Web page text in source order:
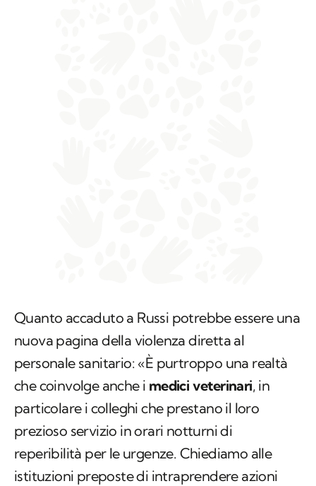
Quanto accaduto a Russi potrebbe essere una
nuova pagina della violenza diretta al
personale sanitario: «È purtroppo una realtà
che coinvolge anche i medici veterinari, in
particolare i colleghi che prestano il loro
prezioso servizio in orari notturni di
reperibilità per le urgenze. Chiediamo alle
istituzioni preposte di intraprendere azioni